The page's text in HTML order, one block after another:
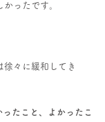
ったです。
徐々に緩和してき
たこと、よかったこ